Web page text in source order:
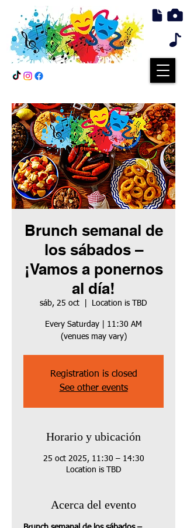
Brunch semanal de
los sábados –
¡Vamos a ponernos
al día!
sáb, 25 oct Location is TBD
Every Saturday | 11:30 AM
(venues may vary)
Registration is closed
See other events
Horario y ubicación
25 oct 2025, 11:30 – 14:30
Location is TBD
Acerca del evento